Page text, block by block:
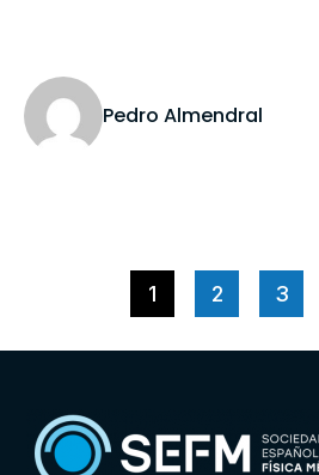
Pedro Almendral
1 2 3